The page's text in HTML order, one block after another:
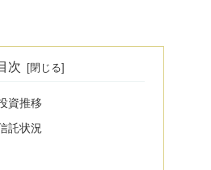
次
資推移
託状況